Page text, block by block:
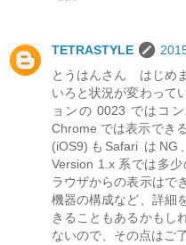
TETRASTYLE
とうはんさん はじめ
いろと状況が変わって
ョンの 0023 ではコ
Chrome では表示でき
(iOS9)もSafari は
Version 1.x 系では多
ラウザからの表示は
機器の構成など、詳細
きることもあるかもし
ないので、その点はご